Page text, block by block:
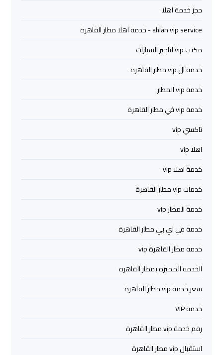
حجز خدمة اهلا
ahlan vip service - خدمة اهلا مطار القاهرة
مكتب vip لتاجير السيارات
خدمة ال vip مطار القاهرة
خدمة vip المطار
خدمة vip في مطار القاهرة
تاكسي vip
اهلا vip
خدمة اهلا vip
خدمات vip مطار القاهرة
خدمة المطار vip
خدمة في اي بي مطار القاهرة
خدمة مطار القاهرة vip
الخدمه المميزه بمطار القاهره
سعر خدمة vip مطار القاهرة
خدمة VIP
رقم خدمة vip مطار القاهرة
استقبال vip مطار القاهرة
ليموزين
الغردقة
ليموزين
مرسي
ليموزين
ليموزين